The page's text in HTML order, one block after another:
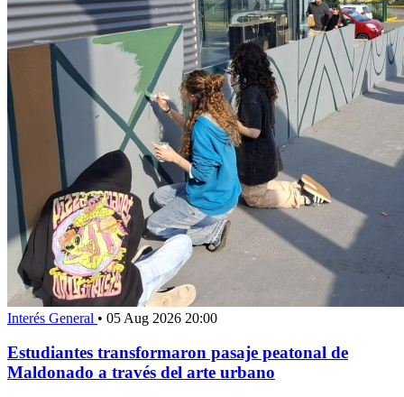
Interés General • 05 Aug 2026 20:00
Estudiantes transformaron pasaje peatonal de
Maldonado a través del arte urbano